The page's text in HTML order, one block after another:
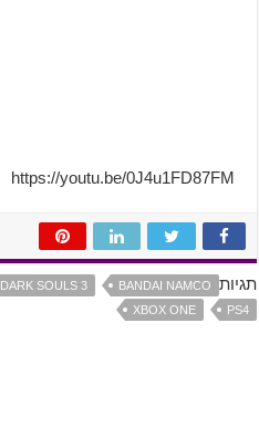
https://youtu.be/0J4u1FD87FM
תגיות BANDAI NAMCO
DARK SOULS 3
PS4
XBOX ONE